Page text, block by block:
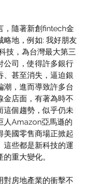
，隨著新創fintech金
略地，例如: 我好朋友
技，為台灣最大第三
公司，使得許多銀行
、甚至消失，逼迫銀
潮，進而導致許多台
金店面，有著為時不
這個趨勢，似乎仍未
人Amazon亞馬遜的
美國零售商場正掀起
這些都是新科技的運
重大變化。
對房地產業的衝擊不